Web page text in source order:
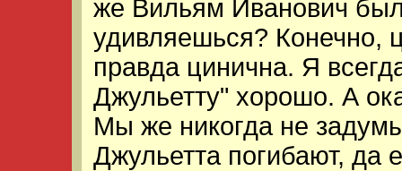
же Вильям Иванович
удивляешься? Конечно,
правда цинична. Я
Джульетту" хорошо. А
Мы же никогда не
Джульетта погибают, да